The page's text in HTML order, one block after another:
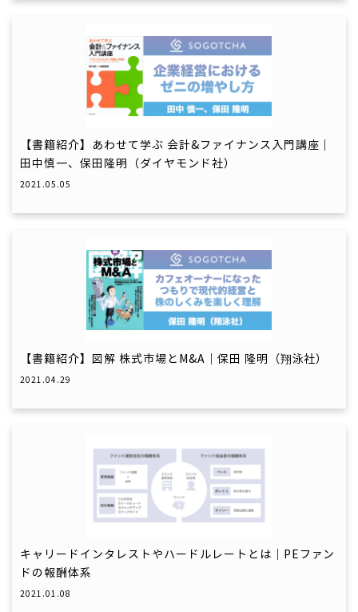
【書籍紹介】あわせて学ぶ 会計&ファイナンス入門講座｜
田中慎一、保田隆明（ダイヤモンド社）
2021.05.05
【書籍紹介】図解 株式市場とM&A｜保田 隆明（翔泳社）
2021.04.29
キャリードインタレストやハードルレートとは｜PEファン
ドの報酬体系
2021.01.08